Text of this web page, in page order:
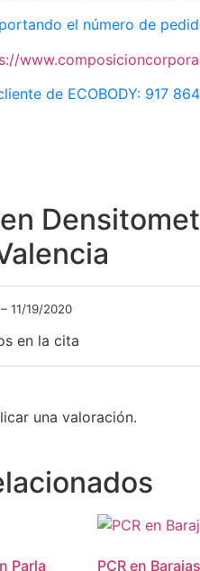
el número de
de ECOBODY: 917
– 11/19/2020
en la cita
una valoración.
Parla PCR en Barajas